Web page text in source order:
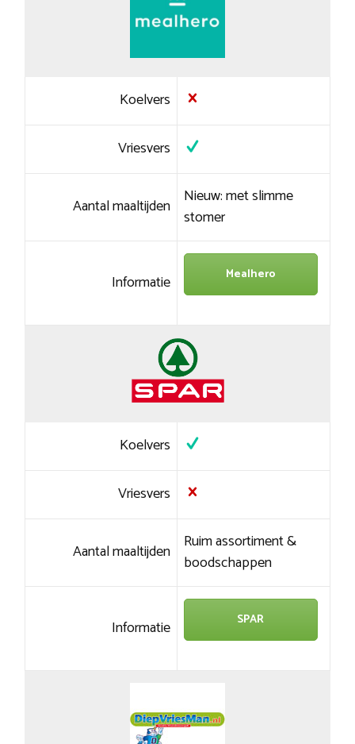
Koelvers
Vriesvers
Aantal maaltijden Nieuw: met slimme
stomer
Informatie Mealhero
Koelvers
Vriesvers
Aantal maaltijden Ruim assortiment &
boodschappen
Informatie SPAR